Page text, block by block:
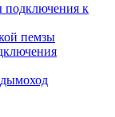
подключения к
пемзы